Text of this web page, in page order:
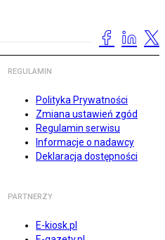
REGULAMIN
Polityka Prywatności
Zmiana ustawień zgód
Regulamin serwisu
Informacje o nadawcy
Deklaracja dostępności
PARTNERZY
E-kiosk.pl